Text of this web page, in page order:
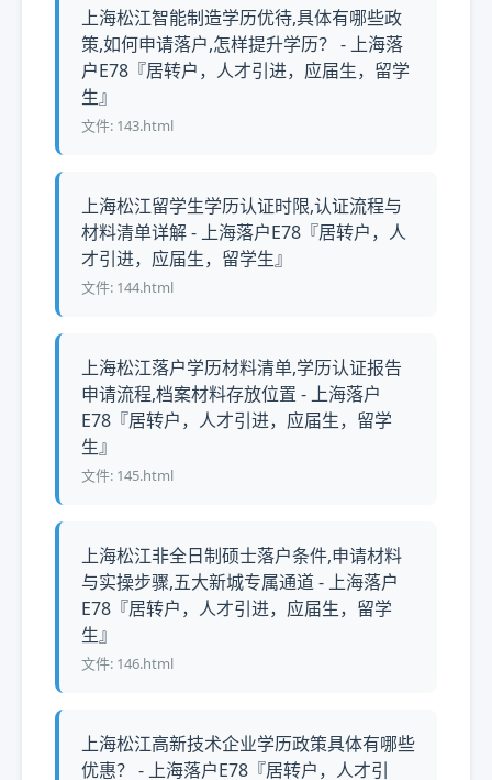
上海松江智能制造学历优待,具体有哪些政
策,如何申请落户,怎样提升学历？ - 上海落
户E78『居转户，人才引进，应届生，留学
生』
文件: 143.html
上海松江留学生学历认证时限,认证流程与
材料清单详解 - 上海落户E78『居转户，人
才引进，应届生，留学生』
文件: 144.html
上海松江落户学历材料清单,学历认证报告
申请流程,档案材料存放位置 - 上海落户
E78『居转户，人才引进，应届生，留学
生』
文件: 145.html
上海松江非全日制硕士落户条件,申请材料
与实操步骤,五大新城专属通道 - 上海落户
E78『居转户，人才引进，应届生，留学
生』
文件: 146.html
上海松江高新技术企业学历政策具体有哪些
优惠？ - 上海落户E78『居转户，人才引